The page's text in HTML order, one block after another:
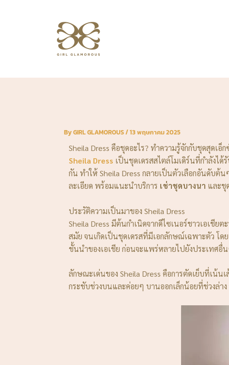
ByGIRL GLAMOROUS/13 พฤษภาคม 2025
Sheila Dress คือชุดอะไร? ทำความรู้จักกับชุดสุดเ
Sheila Dress เป็นชุดเดรสสไตล์โมเดิร์นที่กำลังไ
กัน ทำให้ Sheila Dress กลายเป็นตัวเลือกอันดับต้
ละเอียด พร้อมแนะนำบริการ เช่าชุดบางนา และชุ
ประวัติความเป็นมาของ Sheila Dress
Sheila Dress มีต้นกำเนิดจากดีไซเนอร์ชาวเอเชี
สมัย จนเกิดเป็นชุดเดรสที่มีเอกลักษณ์เฉพาะตัว โด
ชั้นนำของเอเชีย ก่อนจะแพร่หลายไปยังประเทศอื่
ลักษณะเด่นของ Sheila Dress คือการตัดเย็บที่เน้
กระชับช่วงบนและค่อยๆ บานออกเล็กน้อยที่ช่วงล่าง